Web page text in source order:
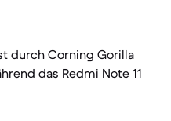
durch Corning Gorilla
das Redmi Note 11